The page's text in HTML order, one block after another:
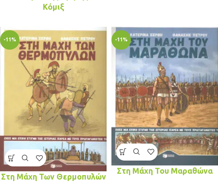
Κόμιξ
-11%
Στη Μάχη Των Θερμοπυλών
-11%
Στη Μάχη Του Μαραθώνα